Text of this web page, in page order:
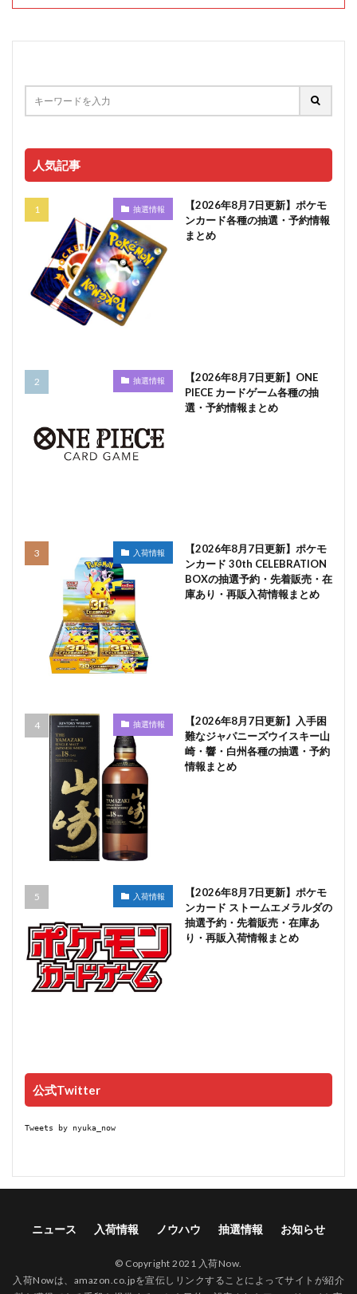
人気記事
抽選情報
【2026年8月7日更新】ポケモ
ンカード各種の抽選・予約情報
まとめ
抽選情報
【2026年8月7日更新】ONE
PIECE カードゲーム各種の抽
選・予約情報まとめ
入荷情報
【2026年8月7日更新】ポケモ
ンカード 30th CELEBRATION
BOXの抽選予約・先着販売・在
庫あり・再販入荷情報まとめ
抽選情報
【2026年8月7日更新】入手困
難なジャパニーズウイスキー山
崎・響・白州各種の抽選・予約
情報まとめ
入荷情報
【2026年8月7日更新】ポケモ
ンカード ストームエメラルダの
抽選予約・先着販売・在庫あ
り・再販入荷情報まとめ
公式Twitter
Tweets by nyuka_now
ニュース 入荷情報 ノウハウ 抽選情報 お知らせ
© Copyright 2021 入荷Now.
入荷Nowは、amazon.co.jpを宣伝しリンクすることによってサイトが紹介